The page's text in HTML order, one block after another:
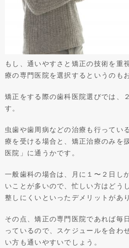
もし、通いやすさと矯正の技術を重
療の専門医院を選択するというのも
矯正をする際の歯科医院選びでは、
す。
虫歯や歯周病などの治療も行ってい
療を受ける場合と、矯正治療のみを
医院」に通うかです。
一般歯科の場合は、月に１〜２日し
いことが多いので、忙しい方はどう
整しにくいといったデメリットがあ
その点、矯正の専門医院であれば毎
っているので、スケジュールを合わ
い方も通いやすいでしょう。